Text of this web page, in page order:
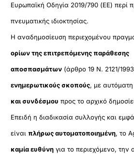
Ευρωπαϊκή Οδηγία 2019/790 (ΕΕ) περί
πνευματικής ιδιοκτησίας.
Η αναδημοσίευση περιεχομένου
ορίων της επιτρεπόμενης παράθεσης
αποσπασμάτων (άρθρο 19 Ν. 2121/
ενημερωτικούς σκοπούς, με
και συνδέσμου προς το αρχικό
Επειδή η διαδικασία συλλογής και
είναιπλήρως αυτοματοποιημένη, το
καμία ευθύνη για το περιεχόμενο, την